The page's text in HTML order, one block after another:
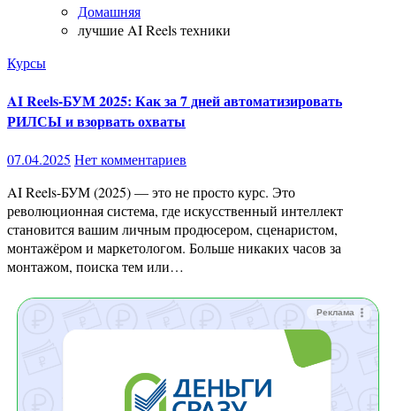
Домашняя
лучшие AI Reels техники
Курсы
AI Reels-БУМ 2025: Как за 7 дней автоматизировать
РИЛСЫ и взорвать охваты
07.04.2025 Нет комментариев
AI Reels-БУМ (2025) — это не просто курс. Это
революционная система, где искусственный интеллект
становится вашим личным продюсером, сценаристом,
монтажёром и маркетологом. Больше никаких часов за
монтажом, поиска тем или…
Реклама